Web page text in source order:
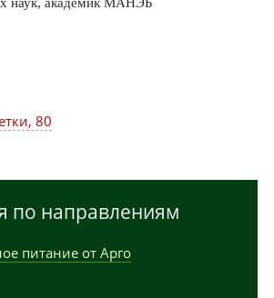
80
по направлениям
питание от Арго